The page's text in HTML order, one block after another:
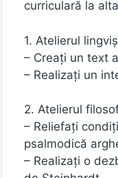
curriculară la
1. Atelierul
– Creați un text
– Realizați un
2. Atelierul
– Reliefați
psalmodică
– Realizați o